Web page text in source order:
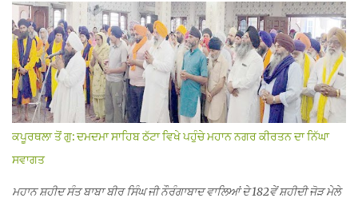
ਕਪੂਰਥਲਾ ਤੋਂ ਗੁ: ਦਮਦਮਾ ਸਾਹਿਬ ਠੱਟਾ ਵਿਖੇ ਪਹੁੰਚੇ ਮਹਾਨ ਨਗਰ ਕੀਰਤਨ ਦਾ ਨਿੱਘਾ
ਸਵਾਗਤ
ਮਹਾਨ ਸ਼ਹੀਦ ਸੰਤ ਬਾਬਾ ਬੀਰ ਸਿੰਘ ਜੀ ਨੌਰੰਗਾਬਾਦ ਵਾਲਿਆਂ ਦੇ 182ਵੇਂ ਸ਼ਹੀਦੀ ਜੋੜ ਮੇਲੇ